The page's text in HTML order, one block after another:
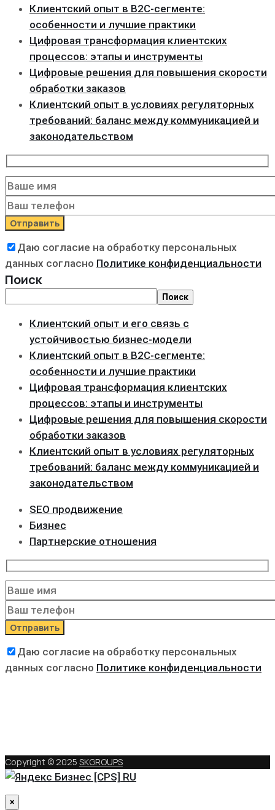
Клиентский опыт в B2C-сегменте:
особенности и лучшие практики
Цифровая трансформация клиентских
процессов: этапы и инструменты
Цифровые решения для повышения скорости
обработки заказов
Клиентский опыт в условиях регуляторных
требований: баланс между коммуникацией и
законодательством
Даю согласие на обработку персональных
данных согласно Политике конфиденциальности
Поиск
Поиск
Клиентский опыт и его связь с
устойчивостью бизнес-модели
Клиентский опыт в B2C-сегменте:
особенности и лучшие практики
Цифровая трансформация клиентских
процессов: этапы и инструменты
Цифровые решения для повышения скорости
обработки заказов
Клиентский опыт в условиях регуляторных
требований: баланс между коммуникацией и
законодательством
SEO продвижение
Бизнес
Партнерские отношения
Даю согласие на обработку персональных
данных согласно Политике конфиденциальности
Copyright © 2025 SKGROUPS
×